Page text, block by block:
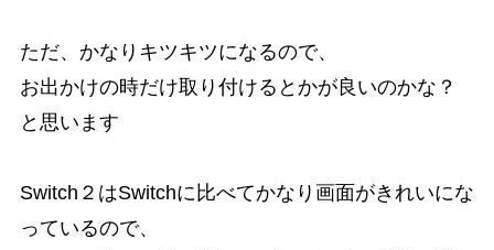
ただ、かなりキツキツになるので、
お出かけの時だけ取り付けるとかが良いのかな？
と思います
Switch２はSwitchに比べてかなり画面がきれいにな
っているので、